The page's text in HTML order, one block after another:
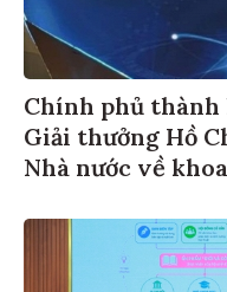
Chính phủ thành
Giải thưởng Hồ
Nhà nước về